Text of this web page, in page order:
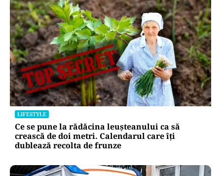
LIFESTYLE
Ce se pune la rădăcina leușteanului ca să
crească de doi metri. Calendarul care îți
dublează recolta de frunze